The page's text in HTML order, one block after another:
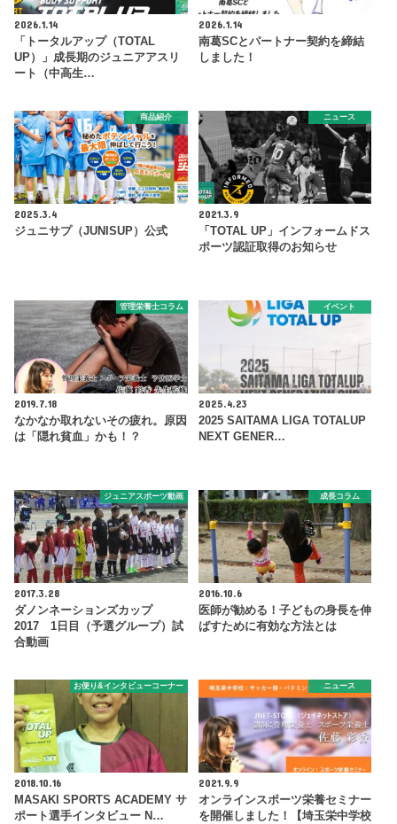
2026.1.14
「トータルアップ（TOTAL
UP）」成長期のジュニアアスリ
ート（中高生…
2026.1.14
南葛SCとパートナー契約を締結
しました！
商品紹介
2025.3.4
ジュニサプ（JUNISUP）公式
ニュース
2021.3.9
「TOTAL UP」インフォームドス
ポーツ認証取得のお知らせ
管理栄養士コラム
2019.7.18
なかなか取れないその疲れ。原因
は「隠れ貧血」かも！？
イベント
2025.4.23
2025 SAITAMA LIGA TOTALUP
NEXT GENER…
ジュニアスポーツ動画
2017.3.28
ダノンネーションズカップ
2017 1日目（予選グループ）試
合動画
成長コラム
2016.10.6
医師が勧める！子どもの身長を伸
ばすために有効な方法とは
お便り&インタビューコーナー
2018.10.16
MASAKI SPORTS ACADEMY サ
ポート選手インタビュー N…
ニュース
2021.9.9
オンラインスポーツ栄養セミナー
を開催しました！【埼玉栄中学校